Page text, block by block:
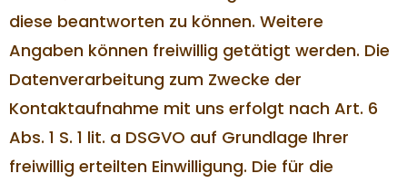
diese beantworten zu können. Weitere
Angaben können freiwillig getätigt werden. Die
Datenverarbeitung zum Zwecke der
Kontaktaufnahme mit uns erfolgt nach Art. 6
Abs. 1 S. 1 lit. a DSGVO auf Grundlage Ihrer
freiwillig erteilten Einwilligung. Die für die